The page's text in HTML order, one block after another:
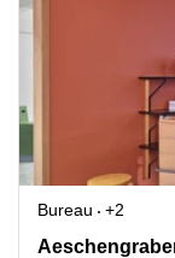
Bureau
+2
Aeschengraben